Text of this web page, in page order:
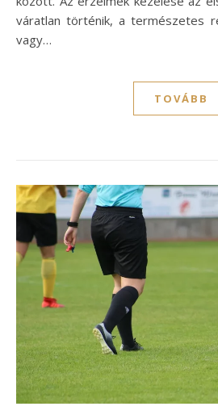
váratlan történik, a természetes
vagy…
TOVÁBB